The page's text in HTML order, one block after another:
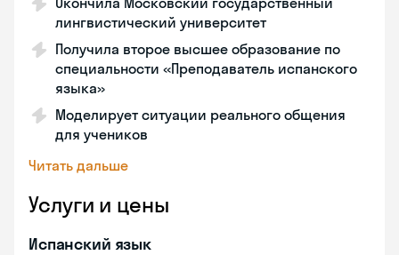
лингвистический университет
Получила второе высшее образование по
специальности «Преподаватель испанского
языка»
Моделирует ситуации реального общения
для учеников
Читать дальше
Услуги и цены
Испанский язык